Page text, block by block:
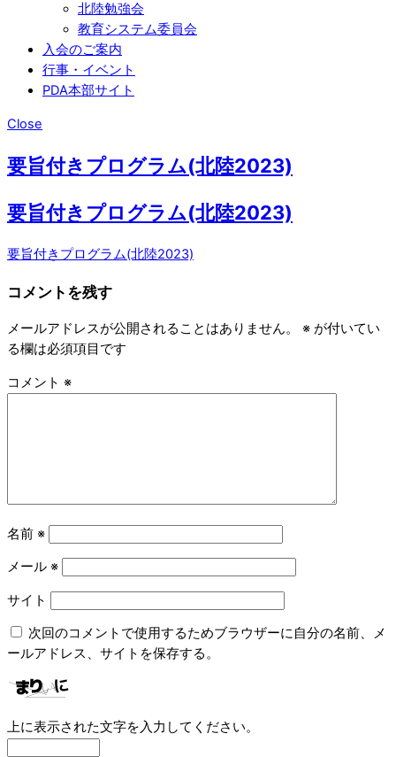
北陸勉強会
教育システム委員会
入会のご案内
行事・イベント
PDA本部サイト
Close
要旨付きプログラム(北陸2023)
要旨付きプログラム(北陸2023)
要旨付きプログラム(北陸2023)
コメントを残す
メールアドレスが公開されることはありません。 ※ が付いてい
る欄は必須項目です
コメント ※
名前 ※
メール ※
サイト
次回のコメントで使用するためブラウザーに自分の名前、メ
ールアドレス、サイトを保存する。
上に表示された文字を入力してください。